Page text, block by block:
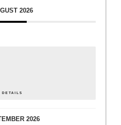
2026
DETAILS
2026